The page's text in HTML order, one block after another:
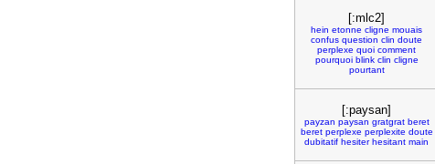
[:mlc2]
hein etonne cligne mouais
confus question clin doute
perplexe quoi comment
pourquoi blink clin cligne
pourtant
[:paysan]
payzan paysan gratgrat beret
beret perplexe perplexite doute
dubitatif hesiter hesitant main